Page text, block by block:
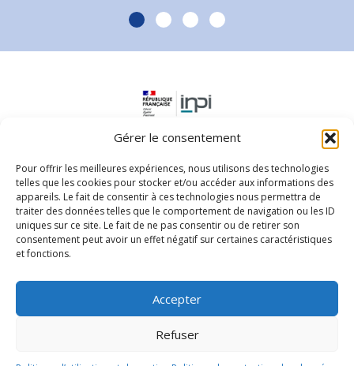
Gérer le consentement
Pour offrir les meilleures expériences, nous utilisons des technologies
telles que les cookies pour stocker et/ou accéder aux informations des
appareils. Le fait de consentir à ces technologies nous permettra de
traiter des données telles que le comportement de navigation ou les ID
uniques sur ce site. Le fait de ne pas consentir ou de retirer son
consentement peut avoir un effet négatif sur certaines caractéristiques
et fonctions.
Accepter
Refuser
Parc d'activités Horizon - 5 rue des Orapus
0594256240
Nous contacter